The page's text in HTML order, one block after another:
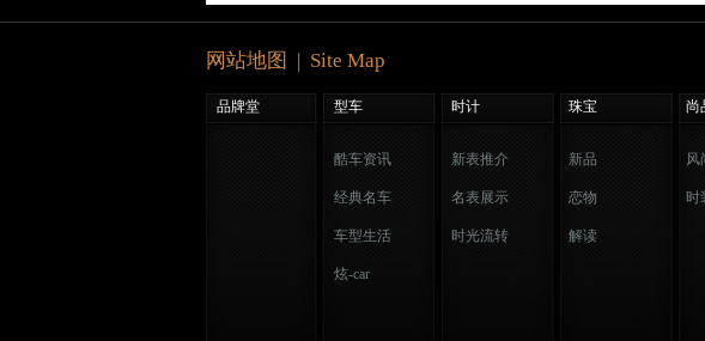
网站地图 | Site Map
品牌堂 型车 时计 珠宝 尚
酷车资讯
经典名车
车型生活
炫-car
新表推介
名表展示
时光流转
新品
恋物
解读
风
时